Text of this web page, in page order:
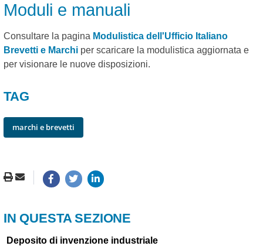
Moduli e manuali
Consultare la pagina Modulistica dell'Ufficio Italiano
Brevetti e Marchi per scaricare la modulistica aggiornata e
per visionare le nuove disposizioni.
TAG
marchi e brevetti
IN QUESTA SEZIONE
Deposito di invenzione industriale